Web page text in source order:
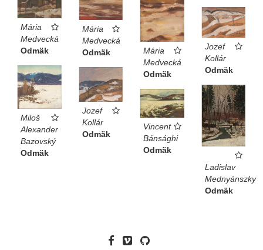
Mária
Medvecká
Odmäk
Mária
Medvecká
Odmäk
Mária
Medvecká
Odmäk
Jozef
Kollár
Odmäk
Miloš
Alexander
Bazovský
Odmäk
Jozef
Kollár
Odmäk
Ladislav
Mednyánszky
Odmäk
Vincent
Bánsághi
Odmäk